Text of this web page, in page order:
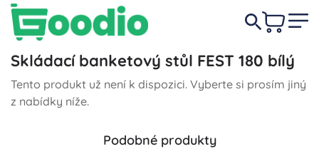
Skládací banketový stůl FEST 180 bílý
Tento produkt už není k dispozici. Vyberte si prosím jiný
z nabídky níže.
Podobné produkty